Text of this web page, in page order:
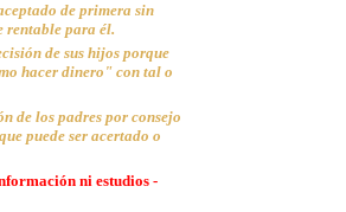
de primera sin
rentable para él.
de sus hijos porque
hacer dinero" con tal o
de los padres por consejo
puede ser acertado o
ni estudios -